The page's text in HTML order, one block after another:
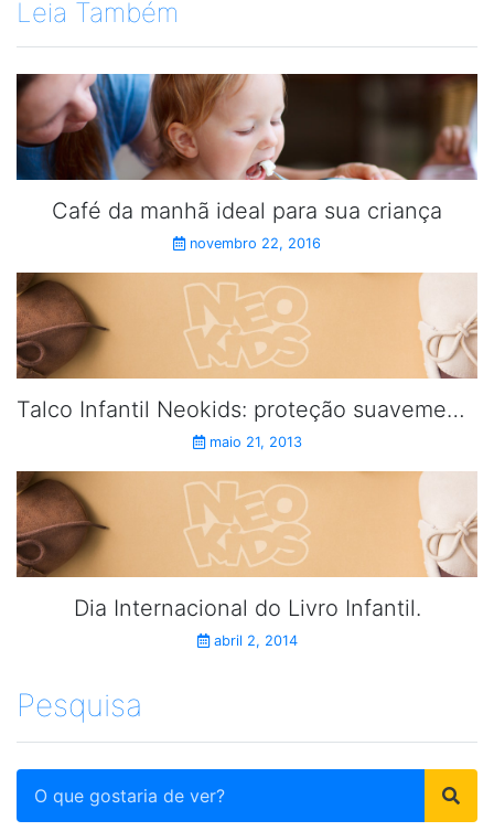
Leia Também
Café da manhã ideal para sua criança
novembro 22, 2016
Talco Infantil Neokids: proteção suavemente perfumada.
maio 21, 2013
Dia Internacional do Livro Infantil.
abril 2, 2014
Pesquisa